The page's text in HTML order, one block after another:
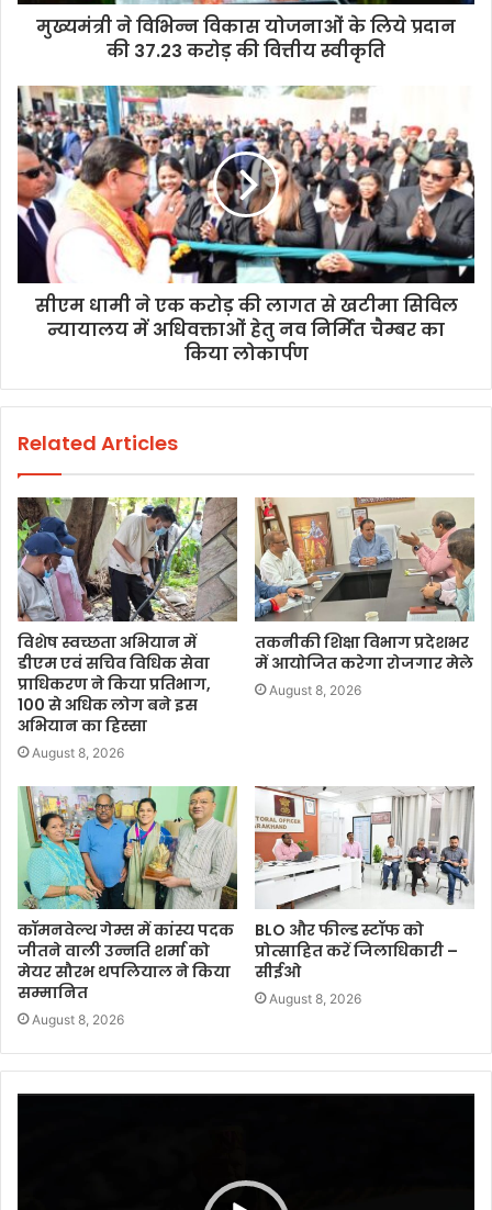
मुख्यमंत्री ने विभिन्न विकास योजनाओं के लिये प्रदान
की 37.23 करोड़ की वित्तीय स्वीकृति
सीएम धामी ने एक करोड़ की लागत से खटीमा सिविल
न्यायालय में अधिवक्ताओं हेतु नव निर्मित चैम्बर का
किया लोकार्पण
Related Articles
विशेष स्वच्छता अभियान में
डीएम एवं सचिव विधिक सेवा
प्राधिकरण ने किया प्रतिभाग,
100 से अधिक लोग बने इस
अभियान का हिस्सा
August 8, 2026
तकनीकी शिक्षा विभाग प्रदेशभर
में आयोजित करेगा रोजगार मेले
August 8, 2026
कॉमनवेल्थ गेम्स में कांस्य पदक
जीतने वाली उन्नति शर्मा को
मेयर सौरभ थपलियाल ने किया
सम्मानित
August 8, 2026
BLO और फील्ड स्टॉफ को
प्रोत्साहित करें जिलाधिकारी –
सीईओ
August 8, 2026